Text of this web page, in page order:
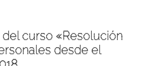
curso «Resolución
desde el